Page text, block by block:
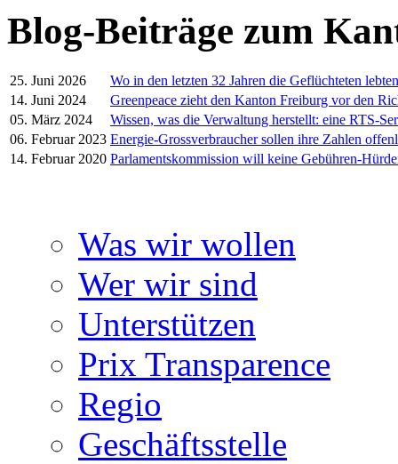
Blog-Beiträge zum
25. Juni 2026
Wo in den letzten 32 Jahren die Geflüchteten lebten
14. Juni 2024
Greenpeace zieht den Kanton Freiburg vor den
05. März 2024
Wissen, was die Verwaltung herstellt: eine RTS-
06. Februar 2023 Energie-Grossverbraucher sollen ihre Zahlen
14. Februar 2020 Parlamentskommission will keine Gebühren-
Was wir wollen
Wer wir sind
Unterstützen
Prix Transparence
Regio
Geschäftsstelle